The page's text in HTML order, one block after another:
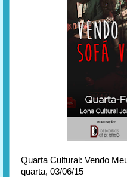
Quarta Cultural: Vendo
quarta, 03/06/15